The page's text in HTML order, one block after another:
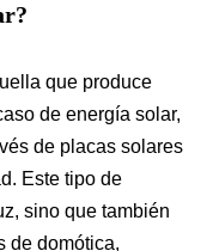
que produce
de energía solar,
de placas solares
Este tipo de
sino que también
de domótica,